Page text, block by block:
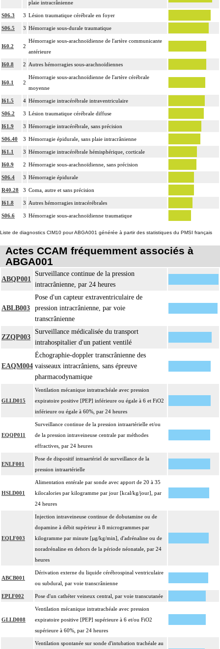
plaie intracrânienne
S06.3 3 Lésion traumatique cérébrale en foyer
S06.5 3 Hémorragie sous-durale traumatique
I60.2 2
Hémorragie sous-arachnoïdienne de l'artère communicante
antérieure
I60.8 2 Autres hémorragies sous-arachnoïdiennes
I60.1 2
Hémorragie sous-arachnoïdienne de l'artère cérébrale
moyenne
I61.5 4 Hémorragie intracérébrale intraventriculaire
S06.2 3 Lésion traumatique cérébrale diffuse
I61.9 3 Hémorragie intracérébrale, sans précision
S06.40 3 Hémorragie épidurale, sans plaie intracrânienne
I61.1 3 Hémorragie intracérébrale hémisphérique, corticale
I60.9 2 Hémorragie sous-arachnoïdienne, sans précision
S06.4 3 Hémorragie épidurale
R40.28 3 Coma, autre et sans précision
I61.8 3 Autres hémorragies intracérébrales
S06.6 3 Hémorragie sous-arachnoïdienne traumatique
Liste de diagnostics CIM10 pour ABGA001 générée à partir des statistiques du PMSI français
Actes CCAM fréquemment associés à
ABGA001
ABQP001
Surveillance continue de la pression
intracrânienne, par 24 heures
ABLB003
Pose d'un capteur extraventriculaire de
pression intracrânienne, par voie
transcrânienne
ZZQP003
Surveillance médicalisée du transport
intrahospitalier d'un patient ventilé
EAQM004
Échographie-doppler transcrânienne des
vaisseaux intracrâniens, sans épreuve
pharmacodynamique
GLLD015
Ventilation mécanique intratrachéale avec pression
expiratoire positive [PEP] inférieure ou égale à 6 et FiO2
inférieure ou égale à 60%, par 24 heures
EQQP011
Surveillance continue de la pression intraartérielle et/ou
de la pression intraveineuse centrale par méthodes
effractives, par 24 heures
ENLF001
Pose de dispositif intraartériel de surveillance de la
pression intraartérielle
HSLD001
Alimentation entérale par sonde avec apport de 20 à 35
kilocalories par kilogramme par jour [kcal/kg/jour], par
24 heures
EQLF003
Injection intraveineuse continue de dobutamine ou de
dopamine à débit supérieur à 8 microgrammes par
kilogramme par minute [µg/kg/min], d'adrénaline ou de
noradrénaline en dehors de la période néonatale, par 24
heures
ABCB001
Dérivation externe du liquide cérébrospinal ventriculaire
ou subdural, par voie transcrânienne
EPLF002 Pose d'un cathéter veineux central, par voie transcutanée
GLLD008
Ventilation mécanique intratrachéale avec pression
expiratoire positive [PEP] supérieure à 6 et/ou FiO2
supérieure à 60%, par 24 heures
Ventilation spontanée sur sonde d'intubation trachéale au